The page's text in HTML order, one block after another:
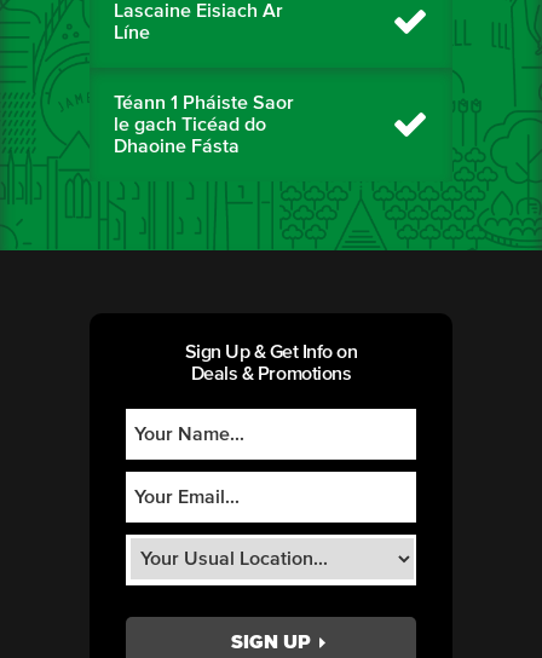
Lascaine Eisiach Ar
Líne
Téann 1 Pháiste Saor
le gach Ticéad do
Dhaoine Fásta
Sign Up & Get Info on
Deals & Promotions